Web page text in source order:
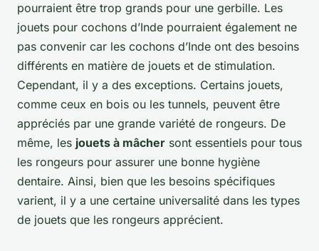
pourraient être trop grands pour une gerbille. Les
jouets pour cochons d’Inde pourraient également ne
pas convenir car les cochons d’Inde ont des besoins
différents en matière de jouets et de stimulation.
Cependant, il y a des exceptions. Certains jouets,
comme ceux en bois ou les tunnels, peuvent être
appréciés par une grande variété de rongeurs. De
même, les jouets à mâcher sont essentiels pour tous
les rongeurs pour assurer une bonne hygiène
dentaire. Ainsi, bien que les besoins spécifiques
varient, il y a une certaine universalité dans les types
de jouets que les rongeurs apprécient.